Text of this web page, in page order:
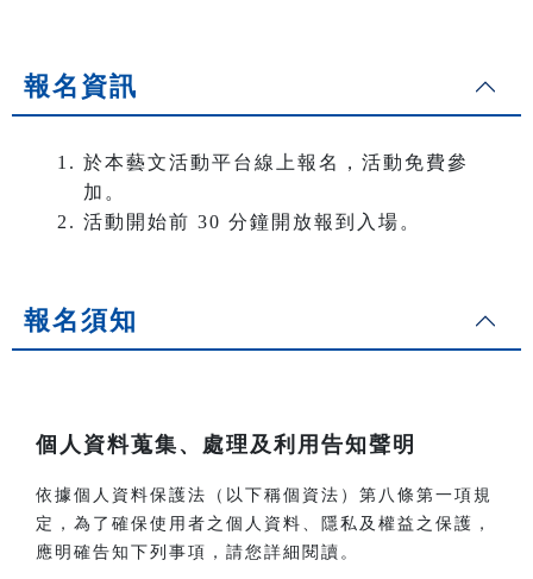
報名資訊
於本藝文活動平台線上報名，活動免費參
加。
活動開始前 30 分鐘開放報到入場。
報名須知
個人資料蒐集、處理及利用告知聲明
依據個人資料保護法（以下稱個資法）第八條第一項規
定，為了確保使用者之個人資料、隱私及權益之保護，
應明確告知下列事項，請您詳細閱讀。